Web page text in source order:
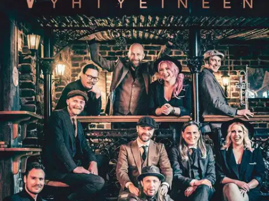
Tuotekuvaus
Iskelmärockin uranuurtajien menestyksen salaisuus avautuu. Mikä
tekee Vesterinen Yhtyeineen -orkesterista yhden Suomen
suosituimmista livebändeistä, joiden hitit ovat vakiosoitossa Suomen
radiokanavilla? Kymmenhenkinen yhtye on onnistunut luovimaan
päivänpopin, hiphopin ja sooloartistien miinoittaman musiikkikentän
lävitse ja löytänyt yleisönsä soundilla, joka asettuu suomirockin ja
iskelmän leikkauspisteeseen.Omaleimaisuus ja tinkimättömyys ovat
uhanneet yhtyeen uraa, mutta lopulta juuri nämä piirteet ovat
kääntyneet voitoksi. Sitä, mikä on hartaudella rakennettu, eivät
musiikkibisneksen trendien muutokset heilauta. Elämäkertojen
mestari Antti Heikkinen kertoo bändin tarinan.